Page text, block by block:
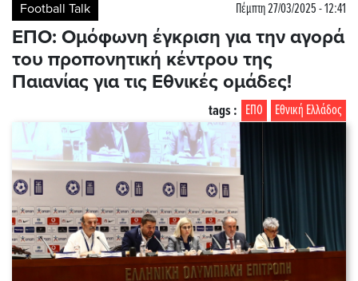
Football Talk Πέμπτη 27/03/2025 - 12:41
ΕΠΟ: Ομόφωνη έγκριση για την αγορά
του προπονητική κέντρου της
Παιανίας για τις Εθνικές ομάδες!
Εθνική Ελλάδος
ΕΠΟ
tags :